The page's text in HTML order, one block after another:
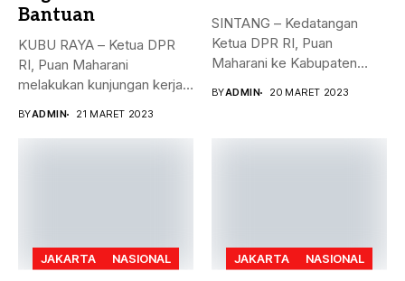
Bantuan
KUBU RAYA – Ketua DPR
RI, Puan Maharani
melakukan kunjungan kerja
BYADMIN 21 MARET 2023
SINTANG – Kedatangan
Ketua DPR RI, Puan
Maharani ke Kabupaten
BYADMIN 20 MARET 2023
JAKARTA NASIONAL JAKARTA NASIONAL